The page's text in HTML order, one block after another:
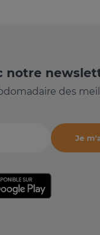
notre
des
Je